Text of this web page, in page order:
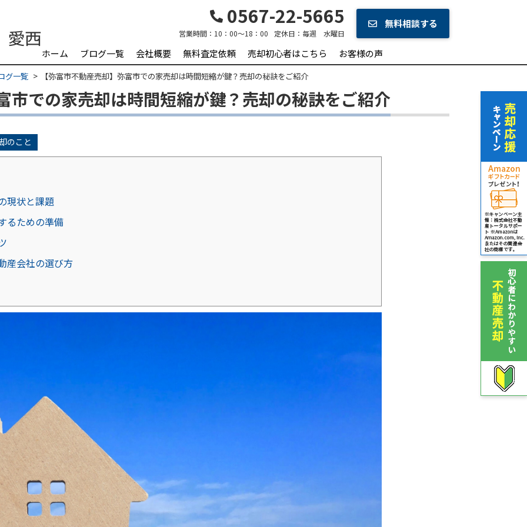
0567-22-5665
営業時間： 10：00～18：00 定休日： 毎週 水曜日
無料相談する
ホーム ブログ一覧 会社概要 無料査定依頼 売却初心者はこちら お客様の声
グ一覧 【弥富市不動産売却】弥富市での家売却は時間短縮が鍵？売却の秘訣をご紹介
市での家売却は時間短縮が鍵？売却の秘訣をご紹介
のこと
現状と課題
るための準備
産会社の選び方